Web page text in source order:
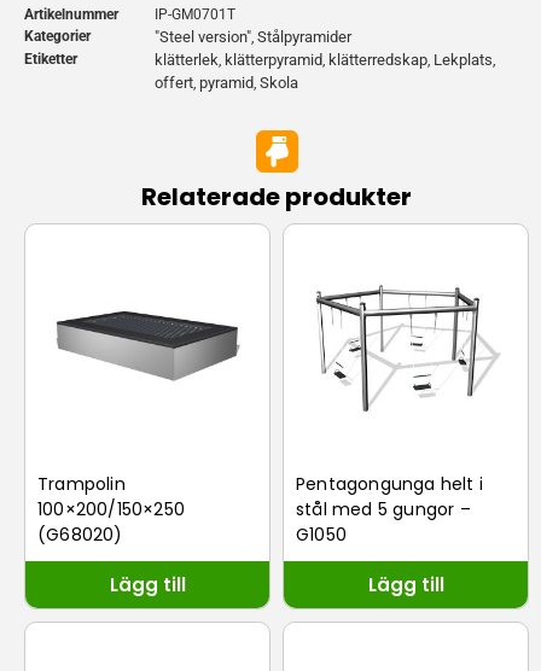
Artikelnummer
IP-GM0701T
Kategorier
"Steel version", Stålpyramider
Etiketter klätterlek, klätterpyramid, klätterredskap, Lekplats,
offert, pyramid, Skola
Relaterade produkter
Trampolin
100×200/150×250
(G68020)
Lägg till
Pentagongunga helt i
stål med 5 gungor –
G1050
Lägg till